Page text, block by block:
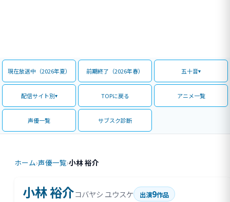
現在放送中（2026年夏） 前期終了（2026年春） 五十音
配信サイト別 TOPに戻る アニメ一覧
声優一覧 サブスク診断
ホーム›声優一覧›小林 裕介
小林 裕介コバヤシ ユウスケ 出演9作品